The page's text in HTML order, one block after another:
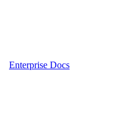
Enterprise Docs